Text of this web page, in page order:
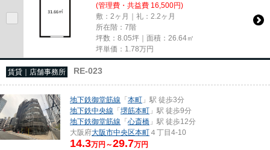
(管理費・共益費 16,500円)
敷：2ヶ月｜礼：2.2ヶ月
所在階：7階
坪数：8.05坪｜面積：26.64㎡
坪単価： 1.78万円
賃貸｜店舗事務所 RE-023
地下鉄御堂筋線 「本町 」駅 徒歩3分
地下鉄中央線 「堺筋本町 」駅 徒歩9分
地下鉄御堂筋線 「心斎橋 」駅 徒歩12分
大阪府大阪市中央区本町 ４丁目4-10
14.3万円～29.7万円